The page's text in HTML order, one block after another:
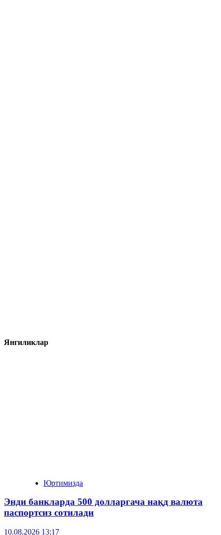
Янгиликлар
Юртимизда
Энди банкларда 500 долларгача нақд валюта
паспортсиз сотилади
10.08.2026 13:17